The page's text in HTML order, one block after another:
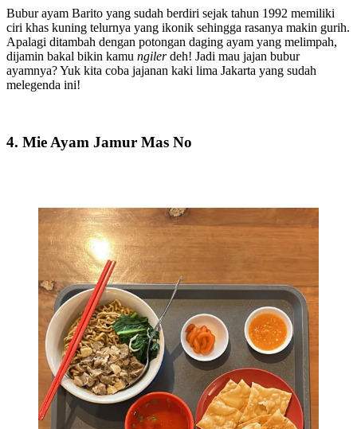
Bubur ayam Barito yang sudah berdiri sejak tahun 1992 memiliki
ciri khas kuning telurnya yang ikonik sehingga rasanya makin gurih.
Apalagi ditambah dengan potongan daging ayam yang melimpah,
dijamin bakal bikin kamu ngilerdeh! Jadi mau jajan bubur
ayamnya? Yuk kita coba jajanan kaki lima Jakarta yang sudah
melegenda ini!
4. Mie Ayam Jamur Mas No